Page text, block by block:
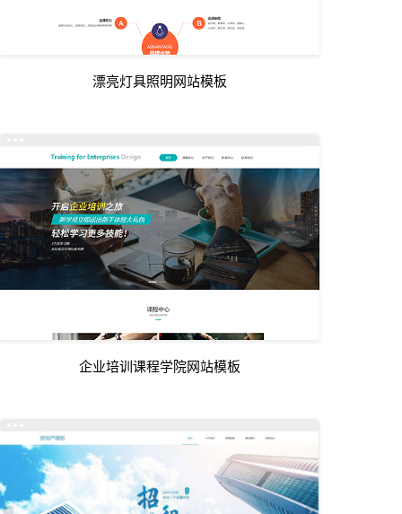
漂亮灯具照明网站模板
企业培训课程学院网站模板